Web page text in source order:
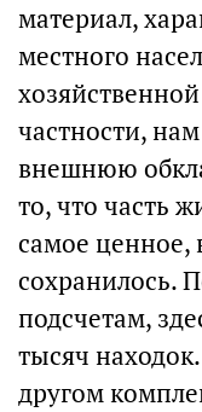
материал,
местного
частности,
внешнюю
то, что часть
самое ценное,
сохранилось.
подсчетам,
тысяч
другом